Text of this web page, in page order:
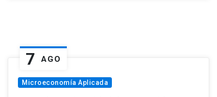
7 AGO
Microeconomía Aplicada